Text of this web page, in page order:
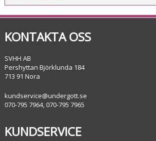
KONTAKTA OSS
SVHH AB
Pershyttan Björklunda 184
713 91 Nora
kundservice@undergott.se
070-795 7964, 070-795 7965
KUNDSERVICE